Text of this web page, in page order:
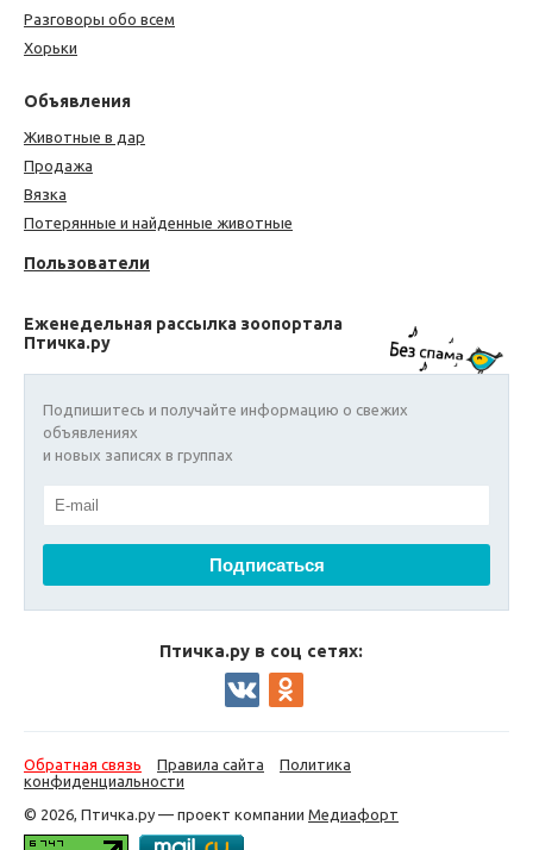
Разговоры обо всем
Хорьки
Объявления
Животные в дар
Продажа
Вязка
Потерянные и найденные животные
Пользователи
Еженедельная рассылка зоопортала
Птичка.ру
Подпишитесь и получайте информацию о свежих
объявлениях
и новых записях в группах
Птичка.ру в соц сетях:
Обратная связь Правила сайта
Политика
конфиденциальности
© 2026, Птичка.ру — проект компании Медиафорт